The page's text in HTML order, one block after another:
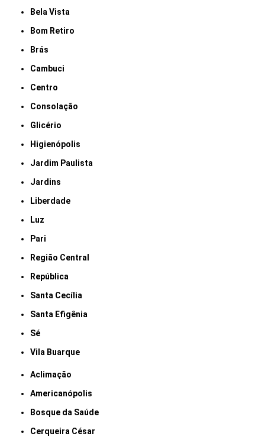
Bela Vista
Bom Retiro
Brás
Cambuci
Centro
Consolação
Glicério
Higienópolis
Jardim Paulista
Jardins
Liberdade
Luz
Pari
Região Central
República
Santa Cecília
Santa Efigênia
Sé
Vila Buarque
Aclimação
Americanópolis
Bosque da Saúde
Cerqueira César